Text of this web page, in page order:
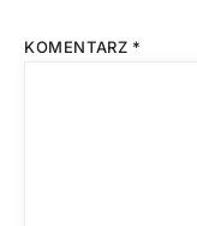
KOMENTARZ *